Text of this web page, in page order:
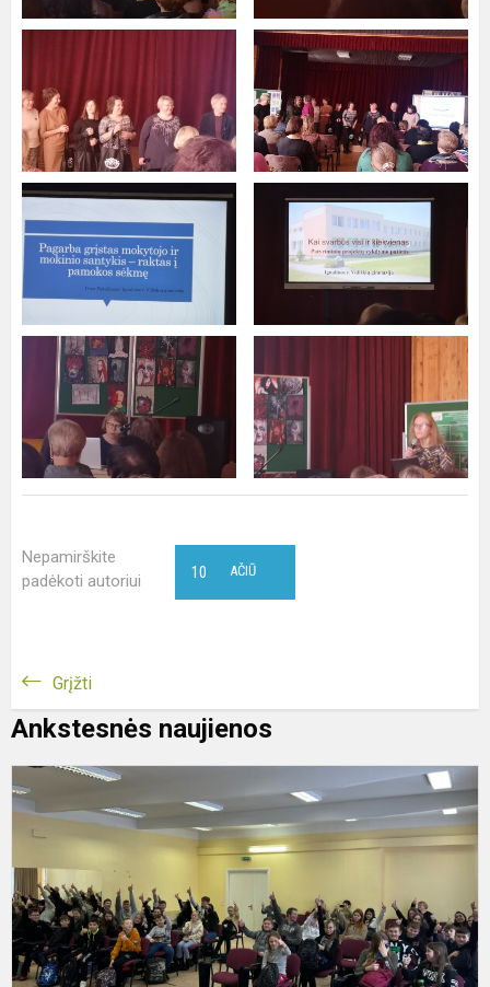
Nepamirškite
padėkoti autoriui
AČIŪ
10
Grįžti
Ankstesnės naujienos